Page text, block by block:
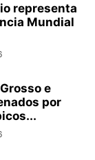
representa
Mundial
e
por